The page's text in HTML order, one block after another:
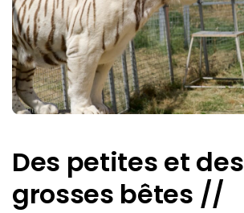
Des petites et des
grosses bêtes //